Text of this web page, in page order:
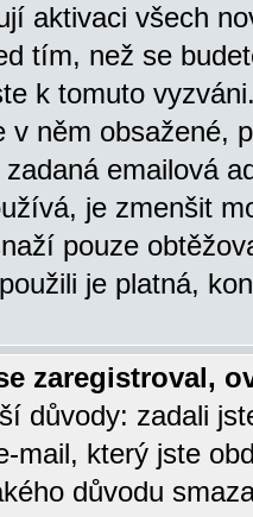
aktivaci všech
tím, než se
k tomuto
v něm obsažené,
emailová
je zmenšit
pouze
je platná,
zaregistroval,
důvody: zadali
mail, který jste
důvodu